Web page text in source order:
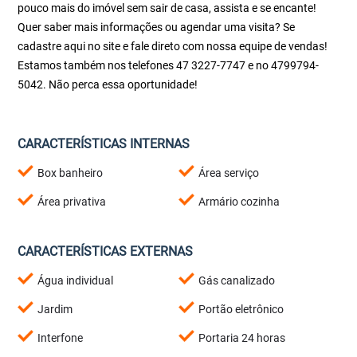
pouco mais do imóvel sem sair de casa, assista e se encante!
Quer saber mais informações ou agendar uma visita? Se
cadastre aqui no site e fale direto com nossa equipe de vendas!
Estamos também nos telefones 47 3227-7747 e no 4799794-
5042. Não perca essa oportunidade!
CARACTERÍSTICAS INTERNAS
Box banheiro Área serviço
Área privativa Armário cozinha
CARACTERÍSTICAS EXTERNAS
Água individual Gás canalizado
Jardim Portão eletrônico
Interfone Portaria 24 horas